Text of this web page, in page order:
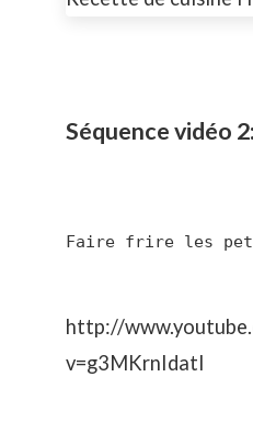
Séquence vidéo 2:
Faire frire les
http://
v=g3MKrnIdatI